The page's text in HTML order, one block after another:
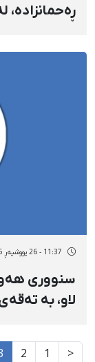
11:37 - 26 پووشپەڕ 2726
سنووری
لاو، بە
<
1
2